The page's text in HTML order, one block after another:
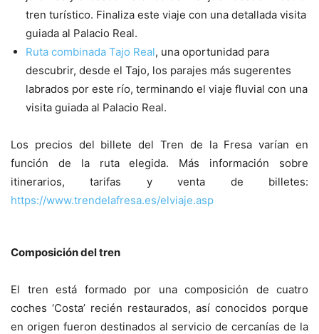
tren turístico. Finaliza este viaje con una detallada visita
guiada al Palacio Real.
Ruta combinada Tajo Real, una oportunidad para
descubrir, desde el Tajo, los parajes más sugerentes
labrados por este río, terminando el viaje fluvial con una
visita guiada al Palacio Real.
Los precios del billete del Tren de la Fresa varían en
función de la ruta elegida. Más información sobre
itinerarios, tarifas y venta de billetes:
https://www.trendelafresa.es/elviaje.asp
Composición del tren
El tren está formado por una composición de cuatro
coches ‘Costa’ recién restaurados, así conocidos porque
en origen fueron destinados al servicio de cercanías de la